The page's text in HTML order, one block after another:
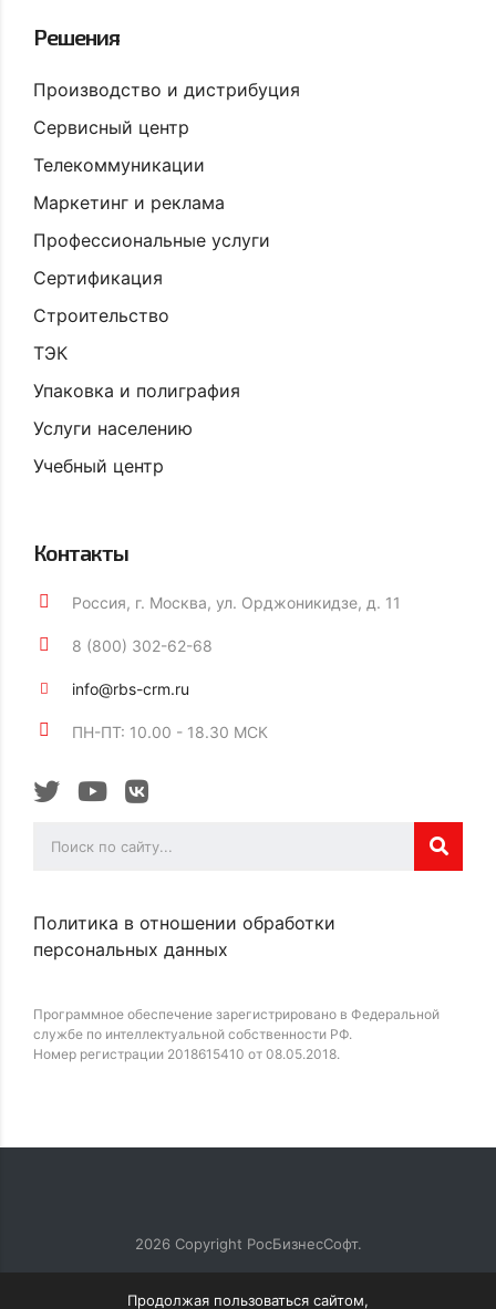
Решения
Производство и дистрибуция
Сервисный центр
Телекоммуникации
Маркетинг и реклама
Профессиональные услуги
Сертификация
Строительство
ТЭК
Упаковка и полиграфия
Услуги населению
Учебный центр
Контакты
Россия, г. Москва, ул. Орджоникидзе, д. 11
8 (800) 302-62-68
info@rbs-crm.ru
ПН-ПТ: 10.00 - 18.30 МСК
Политика в отношении обработки
персональных данных
Программное обеспечение зарегистрировано в Федеральной
службе по интеллектуальной собственности РФ.
Номер регистрации 2018615410 от 08.05.2018.
2026 Copyright РосБизнесСофт.
Продолжая пользоваться сайтом,